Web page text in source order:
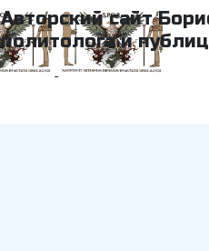
Авторский сайт
политолога и